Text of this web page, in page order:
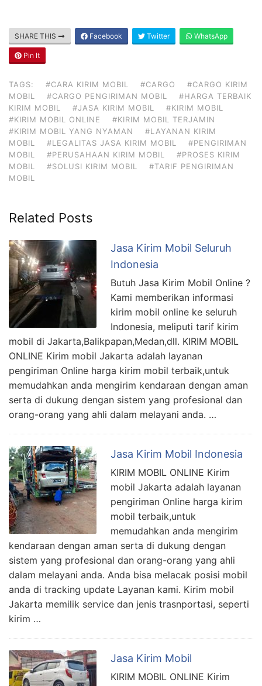
SHARE THIS Facebook Twitter WhatsApp
Pin It
TAGS: #CARA KIRIM MOBIL #CARGO
#CARGO KIRIM
MOBIL
#CARGO PENGIRIMAN MOBIL
#HARGA TERBAIK
KIRIM MOBIL
#JASA KIRIM MOBIL
#KIRIM MOBIL
#KIRIM MOBIL ONLINE
#KIRIM MOBIL TERJAMIN
#KIRIM MOBIL YANG NYAMAN
#LAYANAN KIRIM
MOBIL
#LEGALITAS JASA KIRIM MOBIL
#PENGIRIMAN
MOBIL
#PERUSAHAAN KIRIM MOBIL
#PROSES KIRIM
MOBIL
#SOLUSI KIRIM MOBIL
#TARIF PENGIRIMAN
MOBIL
Related Posts
Jasa Kirim Mobil Seluruh
Indonesia
Butuh Jasa Kirim Mobil Online ?
Kami memberikan informasi
kirim mobil online ke seluruh
Indonesia, meliputi tarif kirim
mobil di Jakarta,Balikpapan,Medan,dll. KIRIM MOBIL
ONLINE Kirim mobil Jakarta adalah layanan
pengiriman Online harga kirim mobil terbaik,untuk
memudahkan anda mengirim kendaraan dengan aman
serta di dukung dengan sistem yang profesional dan
orang-orang yang ahli dalam melayani anda. …
Jasa Kirim Mobil Indonesia
KIRIM MOBIL ONLINE Kirim
mobil Jakarta adalah layanan
pengiriman Online harga kirim
mobil terbaik,untuk
memudahkan anda mengirim
kendaraan dengan aman serta di dukung dengan
sistem yang profesional dan orang-orang yang ahli
dalam melayani anda. Anda bisa melacak posisi mobil
anda di tracking update Layanan kami. Kirim mobil
Jakarta memilik service dan jenis trasnportasi, seperti
kirim …
Jasa Kirim Mobil
KIRIM MOBIL ONLINE Kirim